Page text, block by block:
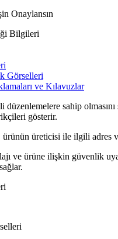
Onaylansın
Bilgileri
Görselleri
ve Kılavuzlar
düzenlemelere sahip
gösterir.
üreticisi ile ilgili adres
ve ürüne ilişkin güvenlik